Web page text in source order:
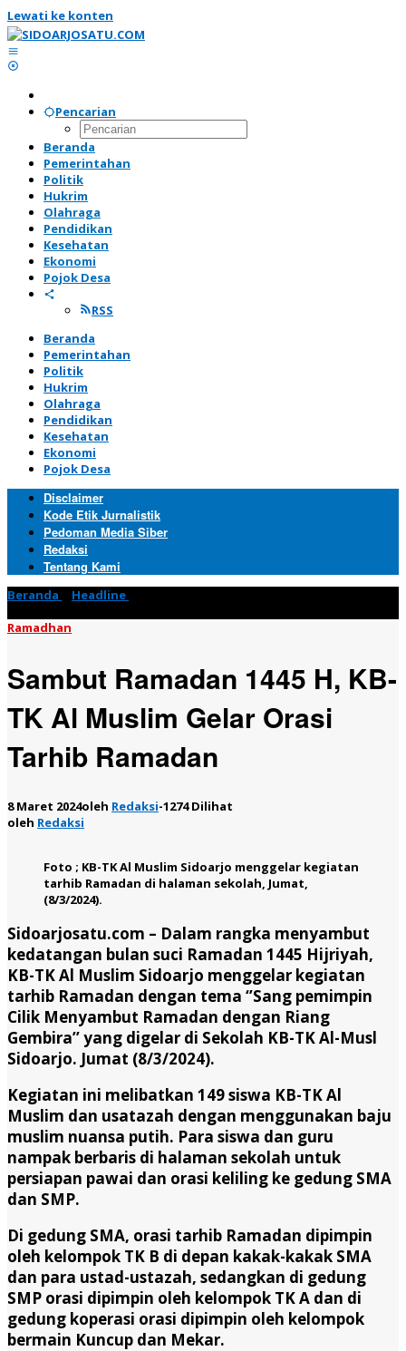
Lewati ke konten
Pencarian
Beranda
Pemerintahan
Politik
Hukrim
Olahraga
Pendidikan
Kesehatan
Ekonomi
Pojok Desa
RSS
Beranda
Pemerintahan
Politik
Hukrim
Olahraga
Pendidikan
Kesehatan
Ekonomi
Pojok Desa
Disclaimer
Kode Etik Jurnalistik
Pedoman Media Siber
Redaksi
Tentang Kami
Beranda Headline
Ramadhan
Sambut Ramadan 1445 H, KB-
TK Al Muslim Gelar Orasi
Tarhib Ramadan
8 Maret 2024oleh Redaksi-1274 Dilihat
oleh Redaksi
Foto ; KB-TK Al Muslim Sidoarjo menggelar kegiatan
tarhib Ramadan di halaman sekolah, Jumat,
(8/3/2024).
Sidoarjosatu.com – Dalam rangka menyambut
kedatangan bulan suci Ramadan 1445 Hijriyah,
KB-TK Al Muslim Sidoarjo menggelar kegiatan
tarhib Ramadan dengan tema ‘’Sang pemimpin
Cilik Menyambut Ramadan dengan Riang
Gembira’’ yang digelar di Sekolah KB-TK Al-Musl
Sidoarjo. Jumat (8/3/2024).
Kegiatan ini melibatkan 149 siswa KB-TK Al
Muslim dan usatazah dengan menggunakan baju
muslim nuansa putih. Para siswa dan guru
nampak berbaris di halaman sekolah untuk
persiapan pawai dan orasi keliling ke gedung SMA
dan SMP.
Di gedung SMA, orasi tarhib Ramadan dipimpin
oleh kelompok TK B di depan kakak-kakak SMA
dan para ustad-ustazah, sedangkan di gedung
SMP orasi dipimpin oleh kelompok TK A dan di
gedung koperasi orasi dipimpin oleh kelompok
bermain Kuncup dan Mekar.